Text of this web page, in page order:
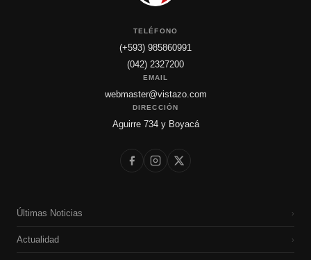
TELÉFONO
(+593) 985860991
(042) 2327200
EMAIL
webmaster@vistazo.com
DIRECCIÓN
Aguirre 734 y Boyacá
Últimas Noticias ›
Actualidad ›